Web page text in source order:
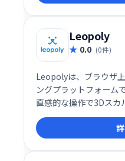
Leopoly
0.0 (0件)
Leopolyは、ブラウザ
ングプラットフォーム
直感的な操作で3Dスカ
初心者や学生の方で
成、カスタマイズし、
得できます。複雑な操
リングの世界を始める